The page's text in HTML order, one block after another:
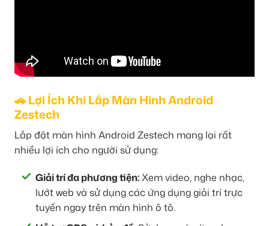
🚗 Lợi Ích Khi Lắp Màn Hình Android
Zestech
Lắp đặt màn hình Android Zestech mang lại rất
nhiều lợi ích cho người sử dụng:
Giải trí đa phương tiện:Xem video, nghe nhạc,
lướt web và sử dụng các ứng dụng giải trí trực
tuyến ngay trên màn hình ô tô.